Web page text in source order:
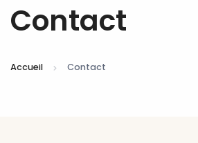
Contact
Accueil Contact